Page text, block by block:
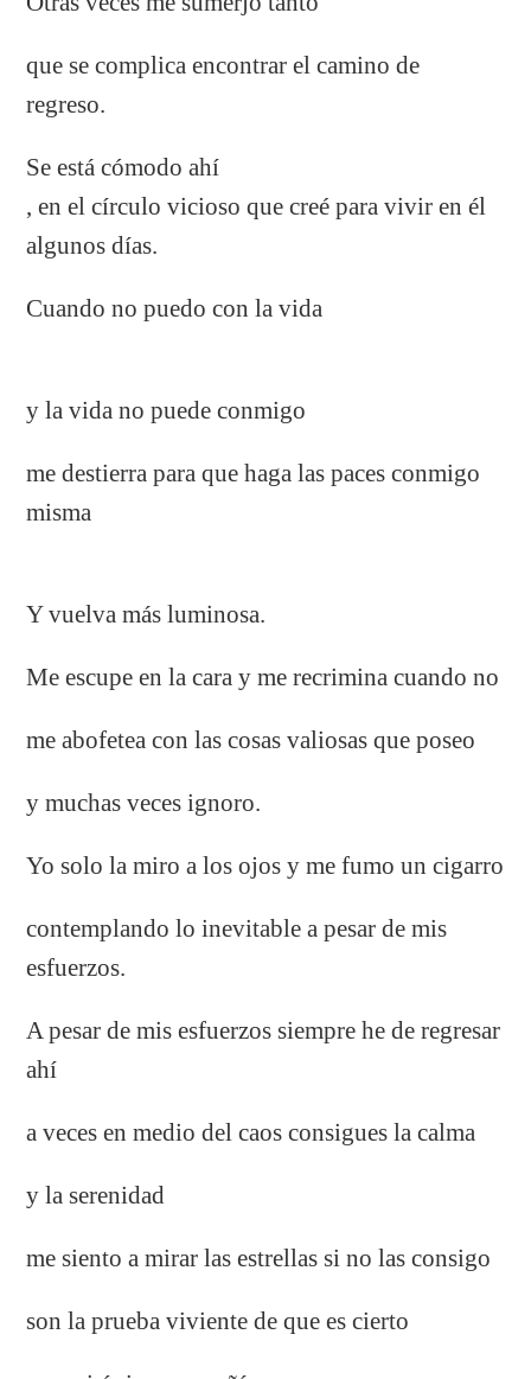
que se complica encontrar el camino de
regreso.
Se está cómodo ahí
, en el círculo vicioso que creé para vivir en él
algunos días.
Cuando no puedo con la vida
y la vida no puede conmigo
me destierra para que haga las paces conmigo
misma
Y vuelva más luminosa.
Me escupe en la cara y me recrimina cuando no
me abofetea con las cosas valiosas que poseo
y muchas veces ignoro.
Yo solo la miro a los ojos y me fumo un cigarro
contemplando lo inevitable a pesar de mis
esfuerzos.
A pesar de mis esfuerzos siempre he de regresar
ahí
a veces en medio del caos consigues la calma
y la serenidad
me siento a mirar las estrellas si no las consigo
son la prueba viviente de que es cierto